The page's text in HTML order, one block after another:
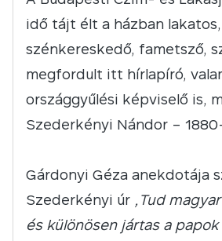
idő tájt élt a házban
szénkereskedő, fametsző,
megfordult itt hírlapíró,
országgyűlési képviselő is,
Szederkényi Nándor –
Gárdonyi Géza anekdotája
Szederkényi úr „Tud
és különösen jártas a